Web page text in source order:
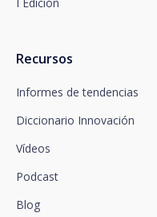
Recursos
Informes de tendencias
Diccionario Innovación
Vídeos
Podcast
Blog